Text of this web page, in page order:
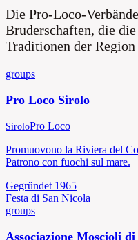
Die Pro-Loco-
Bruderschaften, die
Traditionen der Region
groups
Pro Loco Sirolo
SiroloPro Loco
Promuovono la Riviera del
Patrono con fuochi sul mare.
Gegründet 1965
Festa di San Nicola
groups
Associazione Moscioli